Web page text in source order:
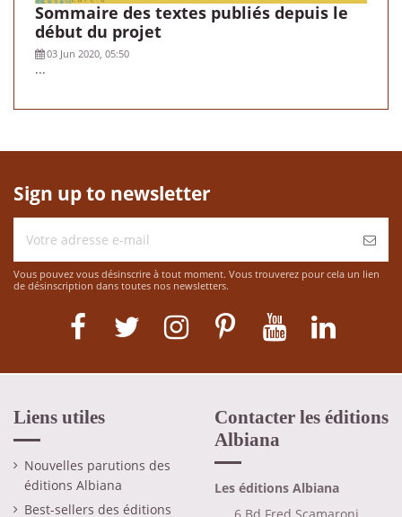
Sommaire des textes publiés depuis le
début du projet
03 Jun 2020, 05:50
...
Sign up to newsletter
Vous pouvez vous désinscrire à tout moment. Vous trouverez pour cela un lien
de désinscription dans toutes nos newsletters.
Liens utiles
Nouvelles parutions des
éditions Albiana
Best-sellers des éditions
Contacter les éditions
Albiana
Les éditions Albiana
6 Bd Fred Scamaroni